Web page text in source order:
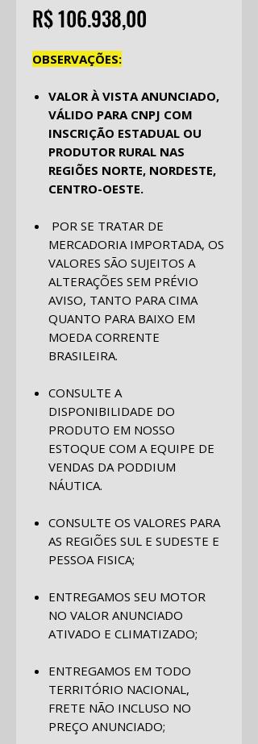
R$ 106.938,00
OBSERVAÇÕES:
VALOR À VISTA ANUNCIADO,
VÁLIDO PARA CNPJ COM
INSCRIÇÃO ESTADUAL OU
PRODUTOR RURAL NAS
REGIÕES NORTE, NORDESTE,
CENTRO-OESTE.
POR SE TRATAR DE
MERCADORIA IMPORTADA, OS
VALORES SÃO SUJEITOS A
ALTERAÇÕES SEM PRÉVIO
AVISO, TANTO PARA CIMA
QUANTO PARA BAIXO EM
MOEDA CORRENTE
BRASILEIRA.
CONSULTE A
DISPONIBILIDADE DO
PRODUTO EM NOSSO
ESTOQUE COM A EQUIPE DE
VENDAS DA PODDIUM
NÁUTICA.
CONSULTE OS VALORES PARA
AS REGIÕES SUL E SUDESTE E
PESSOA FISICA;
ENTREGAMOS SEU MOTOR
NO VALOR ANUNCIADO
ATIVADO E CLIMATIZADO;
ENTREGAMOS EM TODO
TERRITÓRIO NACIONAL,
FRETE NÃO INCLUSO NO
PREÇO ANUNCIADO;